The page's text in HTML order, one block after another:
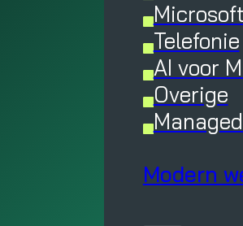
Telefonie
AI voor
Overige
Modern